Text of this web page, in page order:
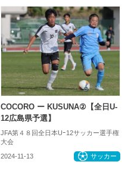
COCORO ー KUSUNA②【全日U-
12広島県予選】
JFA第４８回全日本Uｰ12サッカー選手権
大会
2024-11-13 サッカー